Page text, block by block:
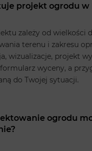
projekt ogrodu w
zależy od wielkości
terenu i zakresu
wizualizacje, projekt
formularz wyceny, a
do Twojej sytuacji.
ogrodu